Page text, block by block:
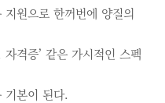
원으로 한꺼번에 양질의
격증’ 같은 가시적인 스펙
기본이 된다.